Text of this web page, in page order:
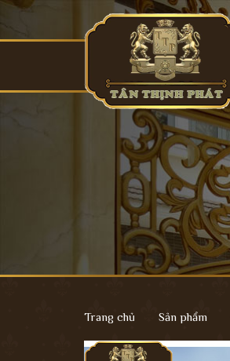
Trang chủ Sản phẩm